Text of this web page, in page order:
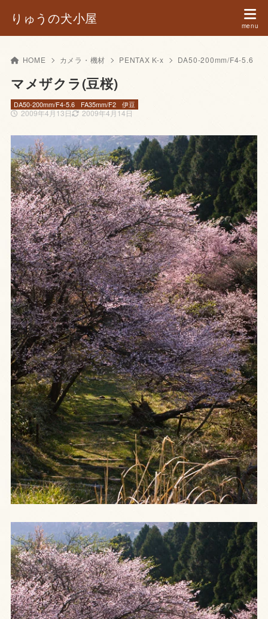
りゅうの犬小屋
HOME カメラ・機材 PENTAX K-x DA50-200mm/F4-5.6
マメザクラ(豆桜)
2009年4月13日 2009年4月14日
DA50-200mm/F4-5.6 FA35mm/F2 伊豆